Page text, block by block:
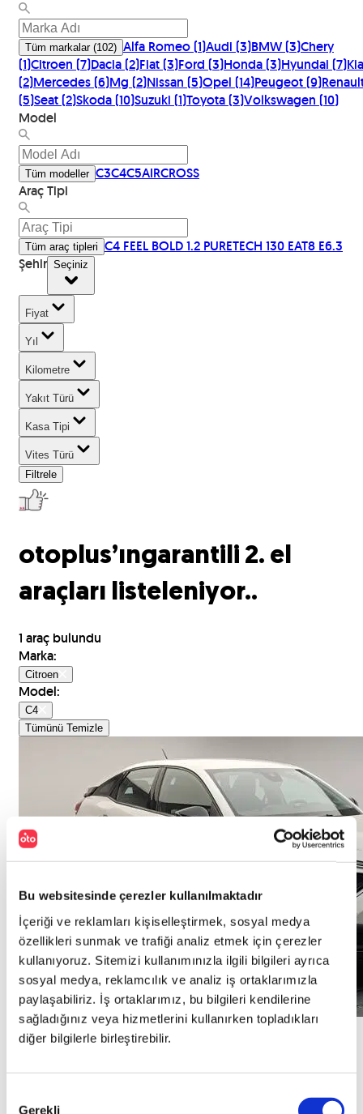
Bu websitesinde çerezler kullanılmaktadır
İçeriği ve reklamları kişiselleştirmek, sosyal medya
özellikleri sunmak ve trafiği analiz etmek için çerezler
kullanıyoruz. Sitemizi kullanımınızla ilgili bilgileri ayrıca
sosyal medya, reklamcılık ve analiz iş ortaklarımızla
paylaşabiliriz. İş ortaklarımız, bu bilgileri kendilerine
sağladığınız veya hizmetlerini kullanırken topladıkları
diğer bilgilerle birleştirebilir.
Gerekli
Tüm markalar(102) Alfa Romeo(1)Audi (3)BMW(3)Chery
(1)Citroen (7)Dacia(2)Fiat(3)Ford (3)Honda(3)Hyundai (7)Kia
(2)Mercedes(6)Mg (2)Nissan (5)Opel (14)Peugeot(9)
(5)Seat(2)Skoda(10)Suzuki (1)Toyota(3)Volkswagen (10)
Model
Tüm modeller C3C4C5AIRCROSS
Araç Tipi
Tüm araç tipleri C4 FEEL BOLD 1.2 PURETECH 130 EAT8 E6.3
Şehir Seçiniz
Fiyat
Yıl
Kilometre
Yakıt Türü
Kasa Tipi
Vites Türü
Filtrele
otoplus’ıngarantili 2. el
araçları listeleniyor..
1 araç bulundu
Marka:
Citroen
Model:
C4
Tümünü Temizle
Kredi Fırsatı